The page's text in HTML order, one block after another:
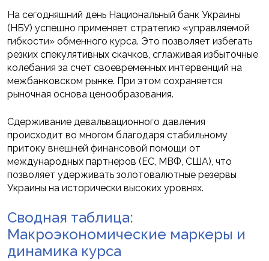
На сегодняшний день Национальный банк Украины
(НБУ) успешно применяет стратегию «управляемой
гибкости» обменного курса. Это позволяет избегать
резких спекулятивных скачков, сглаживая избыточные
колебания за счет своевременных интервенций на
межбанковском рынке. При этом сохраняется
рыночная основа ценообразования.
Сдерживание девальвационного давления
происходит во многом благодаря стабильному
притоку внешней финансовой помощи от
международных партнеров (ЕС, МВФ, США), что
позволяет удерживать золотовалютные резервы
Украины на исторически высоких уровнях.
Сводная таблица:
Макроэкономические маркеры и
динамика курса